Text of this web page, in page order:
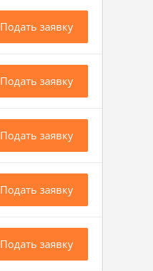
Подать заявку
Подать заявку
Подать заявку
Подать заявку
Подать заявку